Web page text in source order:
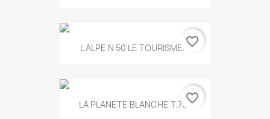
L ALPE N 50 LE TOURISME...favorite_border
LA PLANETE BLANCHE T.785favorite_border